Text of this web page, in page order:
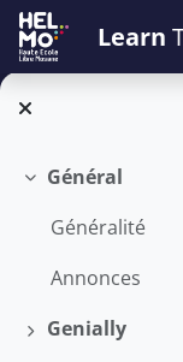
Passer au contenu
Learn
Replier
Général
Généralité
Annonces
Déplier
Genially